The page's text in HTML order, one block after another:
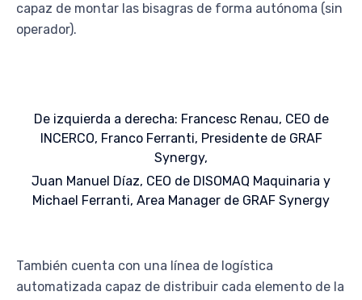
capaz de montar las bisagras de forma autónoma (sin
operador).
De izquierda a derecha: Francesc Renau, CEO de
INCERCO, Franco Ferranti, Presidente de GRAF
Synergy,
Juan Manuel Díaz, CEO de DISOMAQ Maquinaria y
Michael Ferranti, Area Manager de GRAF Synergy
También cuenta con una línea de logística
automatizada capaz de distribuir cada elemento de la